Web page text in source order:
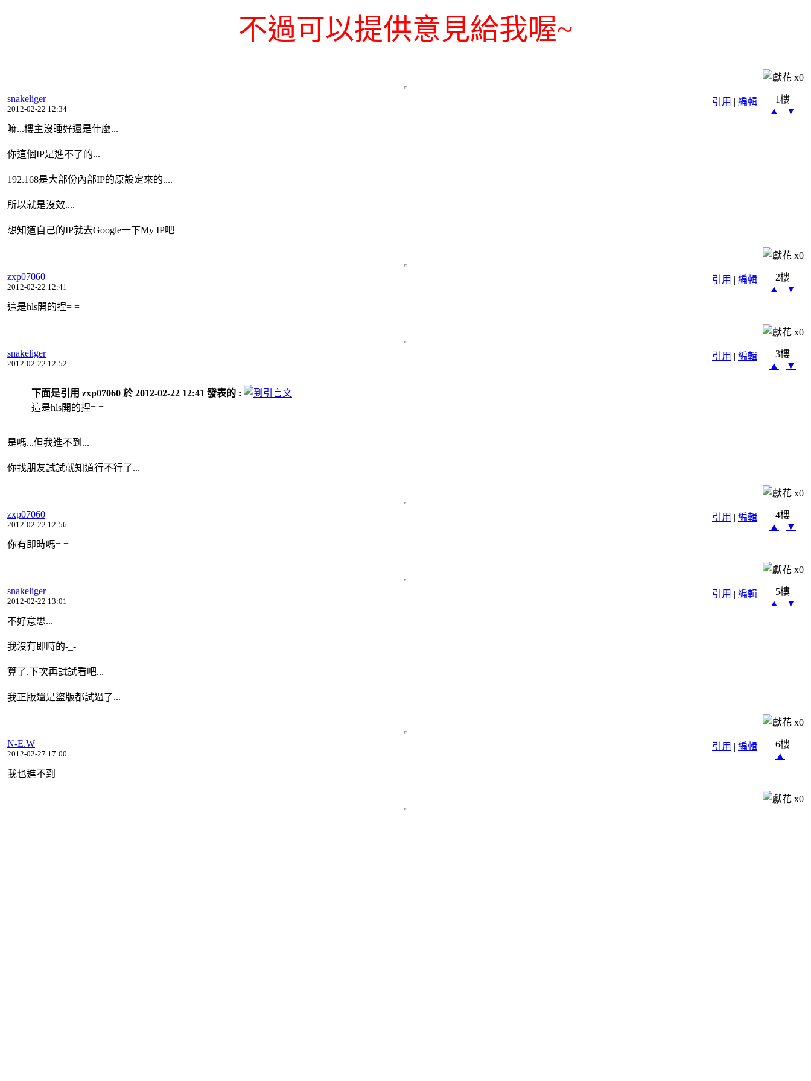
不過可以提供意見給我喔~
x0
引用 | 編輯
snakeliger
2012-02-22 12:34
1樓
▲
▼
嘛...樓主沒睡好還是什麼...
你這個IP是進不了的...
192.168是大部份內部IP的原設定來的....
所以就是沒效....
想知道自己的IP就去Google一下My IP吧
x0
引用 | 編輯
zxp07060
2012-02-22 12:41
2樓
▲
▼
這是hls開的捏= =
x0
引用 | 編輯
snakeliger
2012-02-22 12:52
3樓
▲
▼
下面是引用 zxp07060 於 2012-02-22 12:41 發表的 :
這是hls開的捏= =
是嗎...但我進不到...
你找朋友試試就知道行不行了...
x0
引用 | 編輯
zxp07060
2012-02-22 12:56
4樓
▲
▼
你有即時嗎= =
x0
引用 | 編輯
snakeliger
2012-02-22 13:01
5樓
▲
▼
不好意思...
我沒有即時的-_-
算了,下次再試試看吧...
我正版還是盜版都試過了...
x0
引用 | 編輯
N-E.W
2012-02-27 17:00
6樓
▲
我也進不到
x0